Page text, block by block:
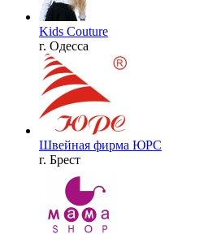
Kids Couture
г. Одесса
Швейная фирма ЮРС
г. Брест